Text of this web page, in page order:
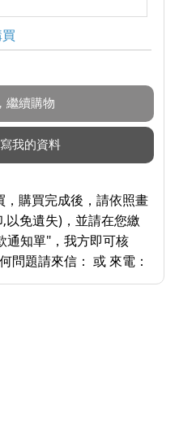
，購買完成後，請依照畫
以免遺失)，並請在您繳
通知單"，我方即可核
問題請來信： 或 來電：